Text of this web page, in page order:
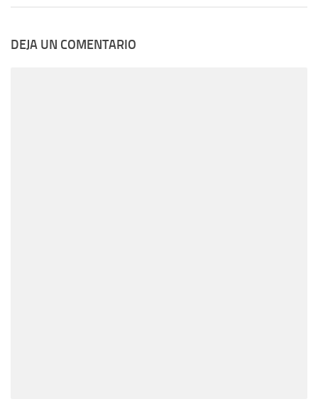
DEJA UN COMENTARIO